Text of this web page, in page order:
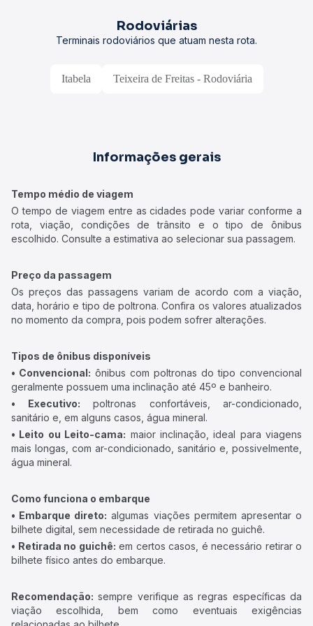
Rodoviárias
Terminais rodoviários que atuam nesta rota.
Itabela Teixeira de Freitas - Rodoviária
Informações gerais
Tempo médio de viagem
O tempo de viagem entre as cidades pode variar conforme a
rota, viação, condições de trânsito e o tipo de ônibus
escolhido. Consulte a estimativa ao selecionar sua passagem.
Preço da passagem
Os preços das passagens variam de acordo com a viação,
data, horário e tipo de poltrona. Confira os valores atualizados
no momento da compra, pois podem sofrer alterações.
Tipos de ônibus disponíveis
• Convencional: ônibus com poltronas do tipo convencional
geralmente possuem uma inclinação até 45º e banheiro.
• Executivo: poltronas confortáveis, ar-condicionado,
sanitário e, em alguns casos, água mineral.
• Leito ou Leito-cama: maior inclinação, ideal para viagens
mais longas, com ar-condicionado, sanitário e, possivelmente,
água mineral.
Como funciona o embarque
• Embarque direto: algumas viações permitem apresentar o
bilhete digital, sem necessidade de retirada no guichê.
• Retirada no guichê: em certos casos, é necessário retirar o
bilhete físico antes do embarque.
Recomendação: sempre verifique as regras específicas da
viação escolhida, bem como eventuais exigências